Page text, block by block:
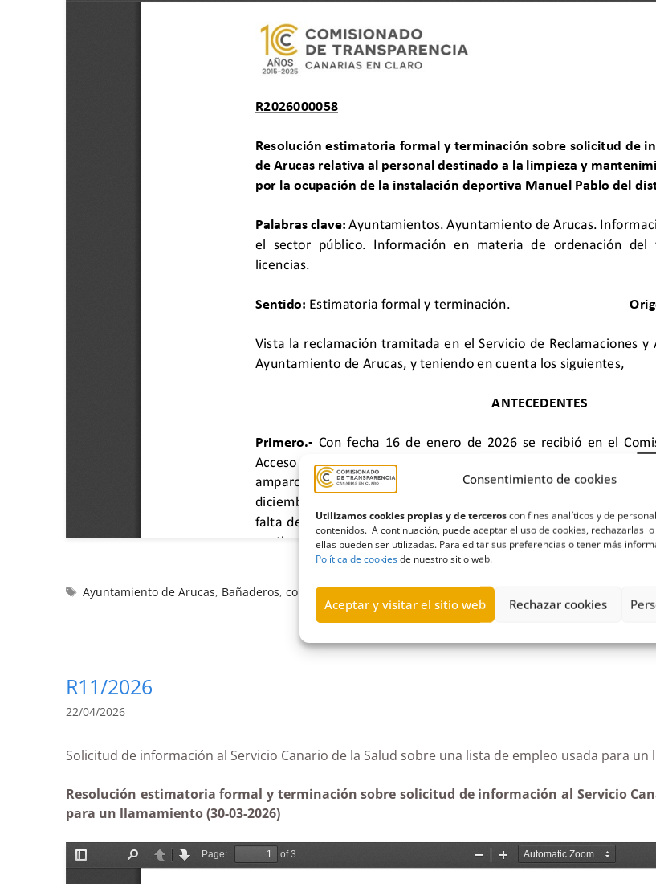
Consentimiento de cookies
Utilizamos cookies propias y de terceroscon fines analíticos y de
contenidos. A continuación, puede aceptar el uso de cookies, rechazarlas
ellas pueden ser utilizadas. Para editar sus preferencias o tener más
Política de cookiesde nuestro sitio web.
Aceptar y visitar el sitio web Rechazar cookies
Ayuntamiento de Arucas, Bañaderos,contrato,Estimatoria formal y terminación
R11/2026
22/04/2026
Solicitud de información al Servicio Canario de la Salud sobre una lista de empleo usada
Resolución estimatoria formal y terminación sobre solicitud de información al Servicio
para un llamamiento (30-03-2026)